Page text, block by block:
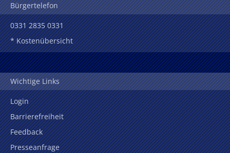
Bürgertelefon
0331 2835 0331
* Kostenübersicht
Wichtige Links
Login
Barrierefreiheit
Feedback
Presseanfrage